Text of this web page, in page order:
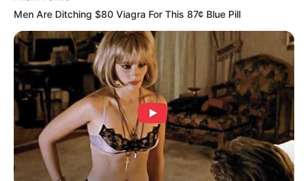
Los vecinos vieron los ojos arrugados de Doña
Lupita humedecerse, pero brillar como nunca
antes. Ella no necesitaba que nadie reconociera
que había tenido razón. Su felicidad estaba ahí:
un hijo agradecido, lleno de amor y nobleza.
Y comprendió que la maternidad no necesita
lazos de sangre: basta con un amor verdadero.
Ese día, cuando Hugo se inclinó ante ella, todo
Men Are Ditching $80 Viagra For This 87¢ Blue Pill